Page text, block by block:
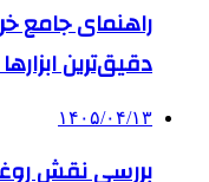
راهنمای جامع
دقیق‌ترین
۱۴۰۵/۰۴/۱۳
بررسی نقش